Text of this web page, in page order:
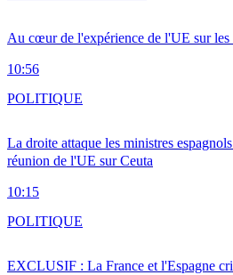
Au cœur de l'expérience de l'UE sur les
10:56
La droite attaque les ministres
réunion de l'UE sur Ceuta
10:15
POLITIQUE
EXCLUSIF : La France et l'Espagne
POLITIQUE